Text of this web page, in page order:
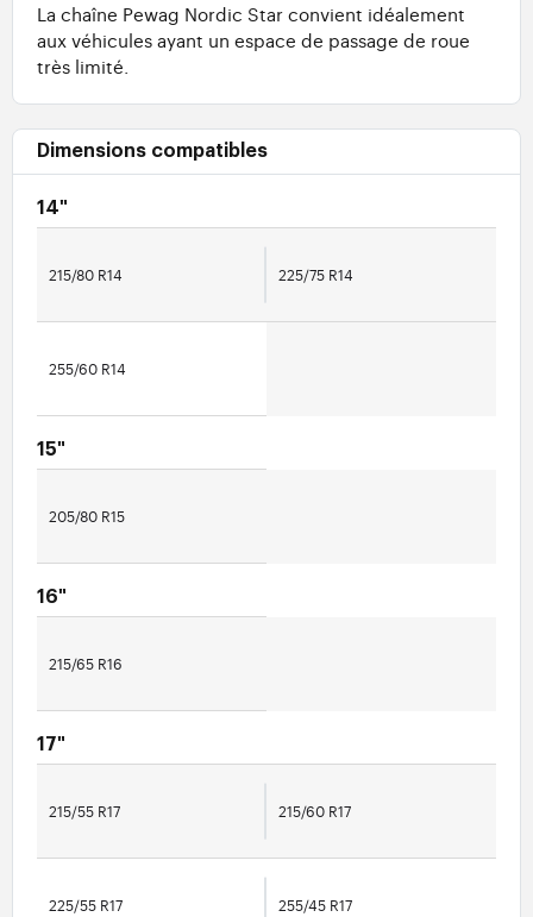
La chaîne Pewag Nordic Star convient idéalement
aux véhicules ayant un espace de passage de roue
très limité.
Dimensions compatibles
14"
215/80 R14 225/75 R14
255/60 R14
15"
205/80 R15
16"
215/65 R16
17"
215/55 R17 215/60 R17
225/55 R17 255/45 R17